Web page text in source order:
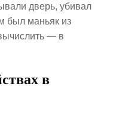
дверь, убивал
был маньяк из
— в
в